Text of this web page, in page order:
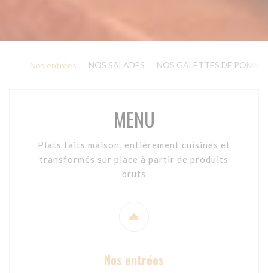
Nos entrées NOS SALADES NOS GALETTES DE
MENU
Plats faits maison, entièrement cuisinés et
transformés sur place à partir de produits
bruts
Nos entrées